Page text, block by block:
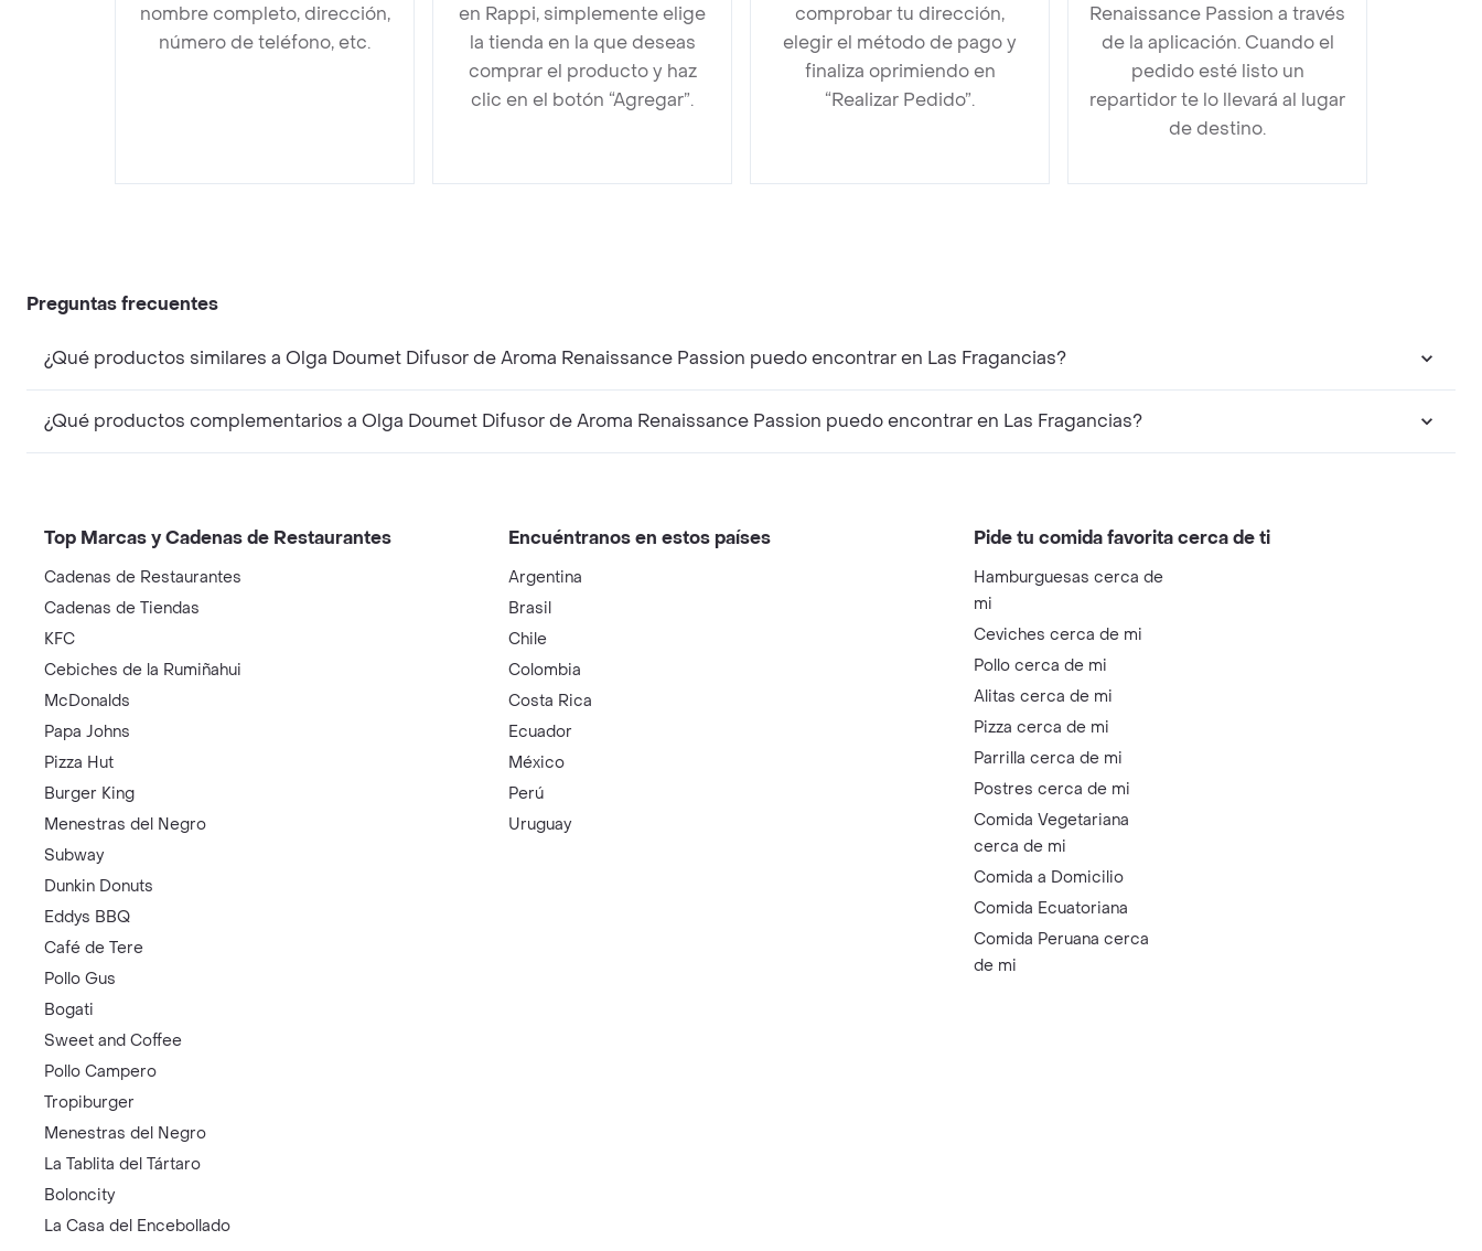
nombre completo, dirección,
número de teléfono, etc.
en Rappi, simplemente elige
la tienda en la que deseas
comprar el producto y haz
clic en el botón “Agregar”.
comprobar tu dirección,
elegir el método de pago y
finaliza oprimiendo en
“Realizar Pedido”.
Renaissance Passion a través
de la aplicación. Cuando el
pedido esté listo un
repartidor te lo llevará al lugar
de destino.
Preguntas frecuentes
¿Qué productos similares a Olga Doumet Difusor de Aroma Renaissance Passion puedo encontrar en Las Fragancias?
¿Qué productos complementarios a Olga Doumet Difusor de Aroma Renaissance Passion puedo encontrar en Las Fragancias?
Top Marcas y Cadenas de Restaurantes
Cadenas de Restaurantes
Cadenas de Tiendas
KFC
Cebiches de la Rumiñahui
McDonalds
Papa Johns
Pizza Hut
Burger King
Menestras del Negro
Subway
Dunkin Donuts
Eddys BBQ
Café de Tere
Pollo Gus
Bogati
Sweet and Coffee
Pollo Campero
Tropiburger
Menestras del Negro
La Tablita del Tártaro
Boloncity
La Casa del Encebollado
Encuéntranos en estos países
Argentina
Brasil
Chile
Colombia
Costa Rica
Ecuador
México
Perú
Uruguay
Pide tu comida favorita cerca de ti
Hamburguesas cerca de
mi
Ceviches cerca de mi
Pollo cerca de mi
Alitas cerca de mi
Pizza cerca de mi
Parrilla cerca de mi
Postres cerca de mi
Comida Vegetariana
cerca de mi
Comida a Domicilio
Comida Ecuatoriana
Comida Peruana cerca
de mi